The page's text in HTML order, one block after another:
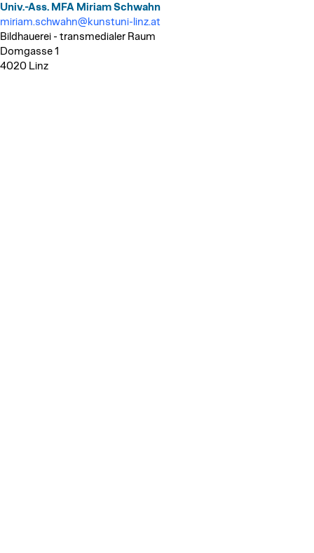
Univ.-Ass. MFA Miriam Schwahn
miriam.schwahn@kunstuni-linz.at
Bildhauerei - transmedialer Raum
Domgasse 1
4020 Linz